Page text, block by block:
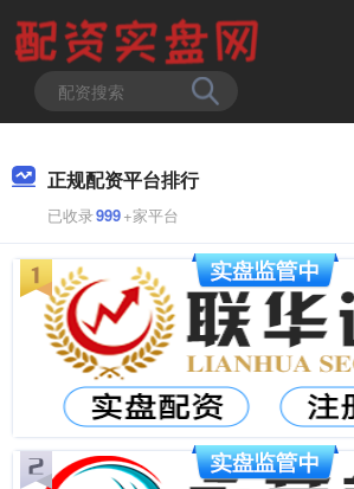
正规配资平台排行
已收录999+家平台